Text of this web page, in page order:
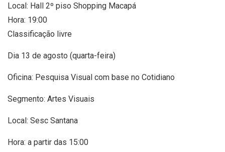
Local: Hall 2º piso Shopping Macapá
Hora: 19:00
Classificação livre
Dia 13 de agosto (quarta-feira)
Oficina: Pesquisa Visual com base no Cotidiano
Segmento: Artes Visuais
Local: Sesc Santana
Hora: a partir das 15:00